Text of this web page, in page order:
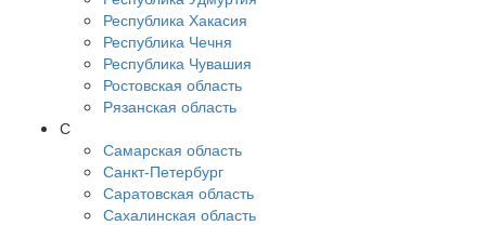
Республика Хакасия
Республика Чечня
Республика Чувашия
Ростовская область
Рязанская область
С
Самарская область
Санкт-Петербург
Саратовская область
Сахалинская область